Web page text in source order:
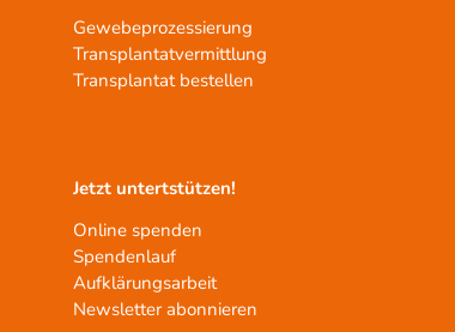
Gewebeprozessierung
Transplantatvermittlung
Transplantat bestellen
Jetzt untertstützen!
Online spenden
Spendenlauf
Aufklärungsarbeit
Newsletter abonnieren